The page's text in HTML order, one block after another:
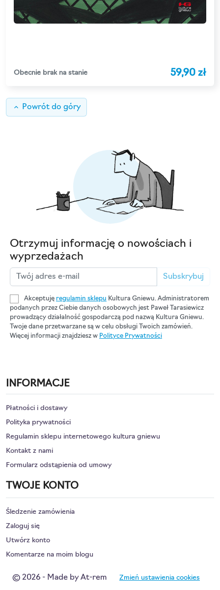
Obecnie brak na stanie 59,90 zł
keyboard_arrow_up Powrót do góry
Otrzymuj informację o nowościach i
wyprzedażach
Subskrybuj
Akceptuję regulamin sklepu Kultura Gniewu. Administratorem
podanych przez Ciebie danych osobowych jest Paweł Tarasiewicz
prowadzący działalność gospodarczą pod nazwą Kultura Gniewu.
Twoje dane przetwarzane są w celu obsługi Twoich zamówień.
Więcej informacji znajdziesz w Polityce Prywatności
INFORMACJE
Płatności i dostawy
Polityka prywatności
Regulamin sklepu internetowego kultura gniewu
Kontakt z nami
Formularz odstąpienia od umowy
TWOJE KONTO
Śledzenie zamówienia
Zaloguj się
Utwórz konto
Komentarze na moim blogu
© 2026 - Made by At-rem Zmień ustawienia cookies